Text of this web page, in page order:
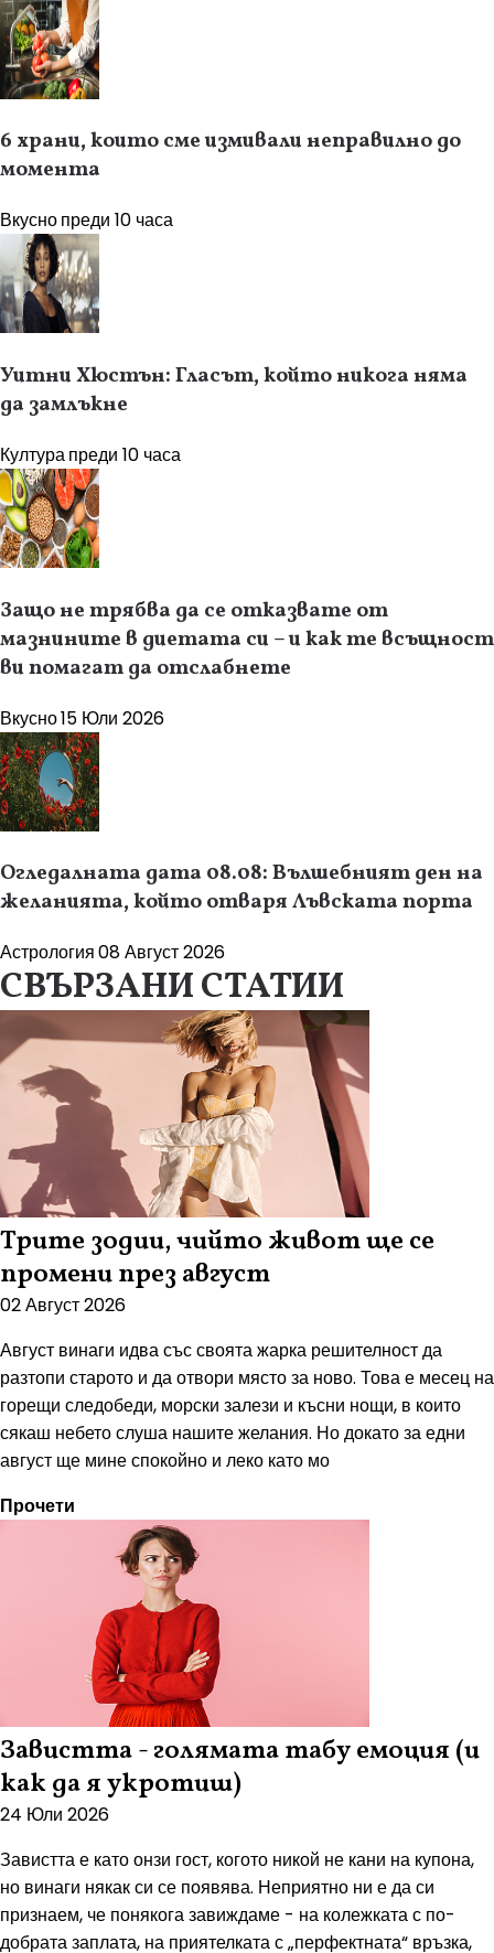
6 храни, които сме измивали неправилно до
момента
Вкуснопреди 10 часа
Уитни Хюстън: Гласът, който никога няма
да замлъкне
Културапреди 10 часа
Защо не трябва да се отказвате от
мазнините в диетата си – и как те всъщност
ви помагат да отслабнете
Вкусно15 Юли 2026
Огледалната дата 08.08: Вълшебният ден на
желанията, който отваря Лъвската порта
Астрология08 Август 2026
СВЪРЗАНИ СТАТИИ
Трите зодии, чийто живот ще се
промени през август
02 Август 2026
Август винаги идва със своята жарка решителност да
разтопи старото и да отвори място за ново. Това е месец на
горещи следобеди, морски залези и късни нощи, в които
сякаш небето слуша нашите желания. Но докато за едни
август ще мине спокойно и леко като мо
Прочети
Завистта - голямата табу емоция (и
как да я укротиш)
24 Юли 2026
Завистта е като онзи гост, когото никой не кани на купона,
но винаги някак си се появява. Неприятно ни е да си
признаем, че понякога завиждаме - на колежката с по-
добрата заплата, на приятелката с „перфектната“ връзка,